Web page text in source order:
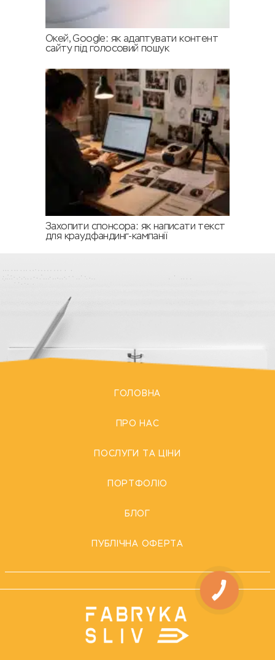
Окей, Google: як адаптувати контент
сайту під голосовий пошук
Захопити спонсора: як написати текст
для краудфандинг-кампанії
ГОЛОВНА
ПРО НАС
ПОСЛУГИ ТА ЦІНИ
ПОРТФОЛІО
БЛОГ
ПУБЛІЧНА ОФЕРТА